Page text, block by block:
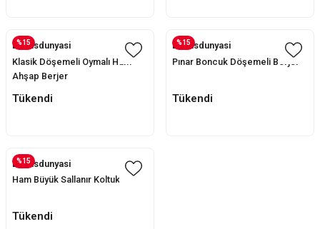
%15
Evofisdunyasi
Klasik Döşemeli Oymalı Ham
Ahşap Berjer
Tükendi
%15
Evofisdunyasi
Pınar Boncuk Döşemeli Berjer
Tükendi
%15
Evofisdunyasi
Ham Büyük Sallanır Koltuk
Tükendi